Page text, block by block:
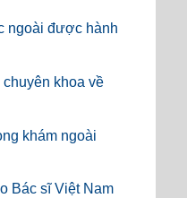
ngoài được hành
khoa về
khám ngoài
Bác sĩ Việt Nam